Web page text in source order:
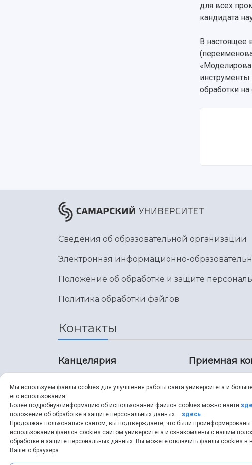
для всех
кандидата
В настоящее
инструменты
обработки на
Сведения об образовательной организации
Электронная информационно-
Положение об обработке и защите
Политика обработки файлов
Контакты
Канцелярия
8 (846) 267-43-70
ssau@ssau.ru
Приемная
8 (846)
Мы используем файлы cookies для улучшения работы сайта университета и
его использования.
Более подробную информацию об использовании файлов cookies можно найти
положение об обработке и защите персональных данных – здесь.
Продолжая пользоваться сайтом, вы подтверждаете, что были проинформированы
использовании файлов cookies сайтом университета и ознакомлены с нашим
обработке и защите персональных данных. Вы можете отключить файлы cookies в
Вашего браузера.